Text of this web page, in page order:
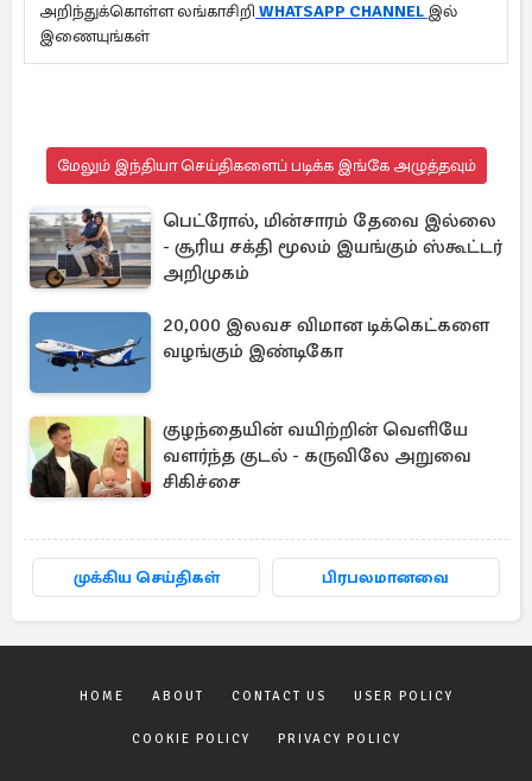
அறிந்துக்கொள்ள லங்காசிறி WHATSAPP CHANNEL இல்
இணையுங்கள்
மேலும் இந்தியா செய்திகளைப் படிக்க இங்கே அழுத்தவும்
பெட்ரோல், மின்சாரம் தேவை இல்லை
- சூரிய சக்தி மூலம் இயங்கும் ஸ்கூட்டர்
அறிமுகம்
20,000 இலவச விமான டிக்கெட்களை
வழங்கும் இண்டிகோ
குழந்தையின் வயிற்றின் வெளியே
வளர்ந்த குடல் - கருவிலே அறுவை
சிகிச்சை
முக்கிய செய்திகள் பிரபலமானவை
HOME ABOUT CONTACT US USER POLICY
COOKIE POLICY PRIVACY POLICY